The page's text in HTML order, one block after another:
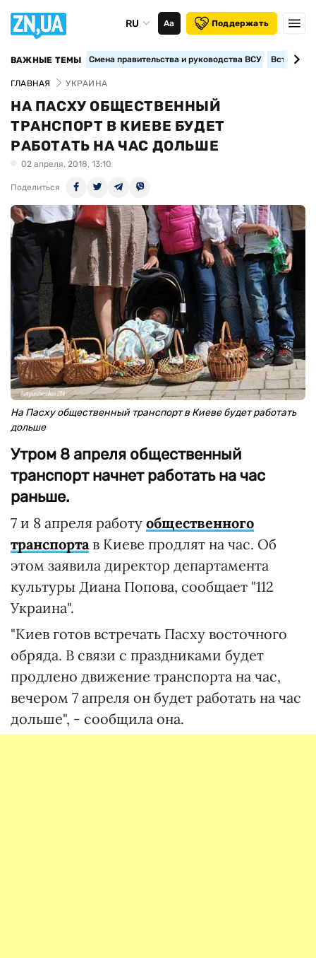
RU Аа Поддержать
ВАЖНЫЕ ТЕМЫ Смена правительства и руководства ВСУ
ГЛАВНАЯ УКРАИНА
НА ПАСХУ ОБЩЕСТВЕННЫЙ
ТРАНСПОРТ В КИЕВЕ БУДЕТ
РАБОТАТЬ НА ЧАС ДОЛЬШЕ
02 апреля, 2018, 13:10
Поделиться
На Пасху общественный транспорт в Киеве будет работать
дольше
Утром 8 апреля общественный
транспорт начнет работать на час
раньше.
7 и 8 апреля работу общественного
транспортав Киеве продлят на час. Об
этом заявила директор департамента
культуры Диана Попова, сообщает "112
Украина".
"Киев готов встречать Пасху восточного
обряда. В связи с праздниками будет
продлено движение транспорта на час,
вечером 7 апреля он будет работать на час
дольше", - сообщила она.